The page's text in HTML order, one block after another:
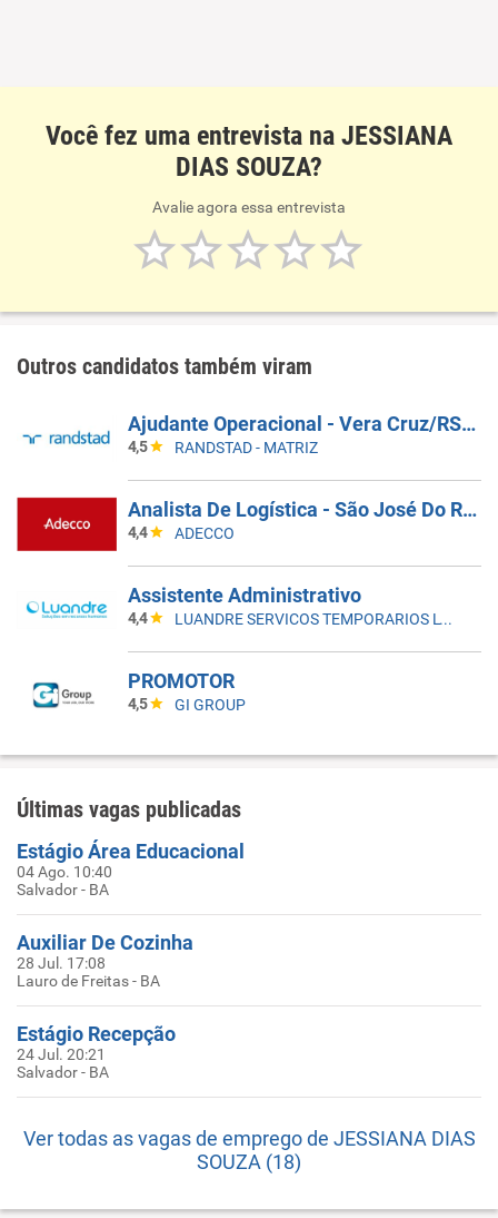
Você fez uma entrevista na JESSIANA
DIAS SOUZA?
Avalie agora essa entrevista
Outros candidatos também viram
Ajudante Operacional - Vera Cruz/RS - Coca-Cola FEMSA
4,5 RANDSTAD - MATRIZ
Analista De Logística - São José Do Rio Preto/SP
4,4 ADECCO
Assistente Administrativo
4,4 LUANDRE SERVICOS TEMPORARIOS LTDA. (C-I)
PROMOTOR
4,5 GI GROUP
Últimas vagas publicadas
Estágio Área Educacional
04 Ago. 10:40
Salvador - BA
Auxiliar De Cozinha
28 Jul. 17:08
Lauro de Freitas - BA
Estágio Recepção
24 Jul. 20:21
Salvador - BA
Ver todas as vagas de emprego de JESSIANA DIAS
SOUZA (18)